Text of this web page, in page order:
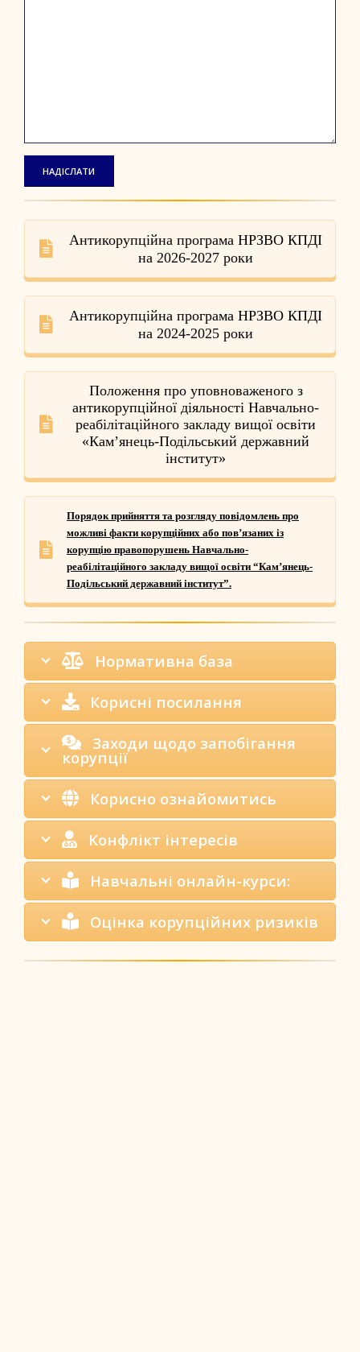
Антикорупційна програма НРЗВО КПДІ
на 2026-2027 роки
Антикорупційна програма НРЗВО КПДІ
на 2024-2025 роки
Положення про уповноваженого з
антикорупційної діяльності Навчально-
реабілітаційного закладу вищої освіти
«Кам’янець-Подільський державний
інститут»
Порядок прийняття та розгляду повідомлень про
можливі факти корупційних або пов’язаних із
корупцію правопорушень Навчально-
реабілітаційного закладу вищої освіти “Кам’янець-
Подільський державний інститут”.
Нормативна база
Корисні посилання
Заходи щодо запобігання
корупції
Корисно ознайомитись
Конфлікт інтересів
Навчальні онлайн-курси:
Оцінка корупційних ризиків